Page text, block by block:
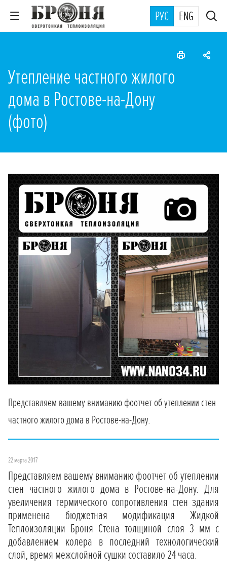
РУС ENG
Утепление частного жилого
дома в Ростове-на-Дону
(фото)
Представляем вашему вниманию фоотчет об утеплении стен
частного жилого дома в Ростове-на-Дону.
22 марта 2017
Представляем вашему вниманию фоотчет об утеплении
стен частного жилого дома в Ростове-на-Дону. Для
увеличения термического сопротивления стен здания
применена бюджетная модификация Жидкой
Теплоизоляции Броня Стена толщиной слоя 3 мм с
добавлением колера в последний технологический
слой, время межслойной сушки составило 24 часа.